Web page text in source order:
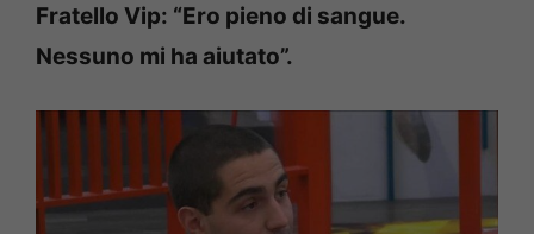
Fratello Vip: “Ero pieno di sangue.
Nessuno mi ha aiutato”.